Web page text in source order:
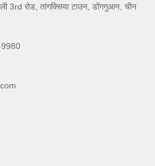
3rd रोड, तांगक्सिया टाउन, डोंगगुआन, चीन